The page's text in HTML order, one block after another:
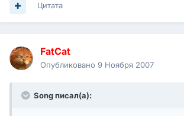
Цитата
FatCat
Опубликовано 9 Ноября 2007
Song писал(а):